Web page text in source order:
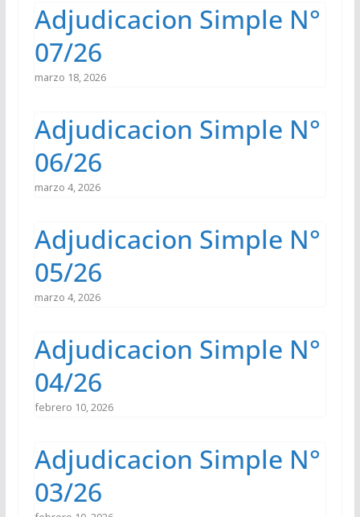
Adjudicacion Simple N°
07/26
marzo 18, 2026
Adjudicacion Simple N°
06/26
marzo 4, 2026
Adjudicacion Simple N°
05/26
marzo 4, 2026
Adjudicacion Simple N°
04/26
febrero 10, 2026
Adjudicacion Simple N°
03/26